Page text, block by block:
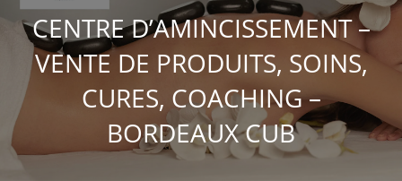
CENTRE D’AMINCISSEMENT –
VENTE DE PRODUITS, SOINS,
CURES, COACHING –
BORDEAUX CUB